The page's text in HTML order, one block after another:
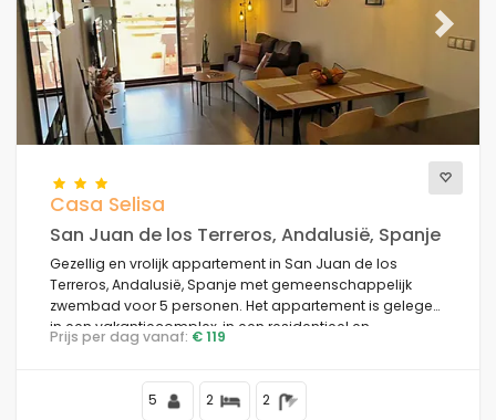
Previous Next
Casa Selisa
San Juan de los Terreros, Andalusië, Spanje
Gezellig en vrolijk appartement in San Juan de los
Terreros, Andalusië, Spanje met gemeenschappelijk
zwembad voor 5 personen. Het appartement is gelegen
in een vakantiecomplex, in een residentieel en
bergachtig gebied nabij het strand, dicht bij
Prijs per dag vanaf: € 119
5 2 2